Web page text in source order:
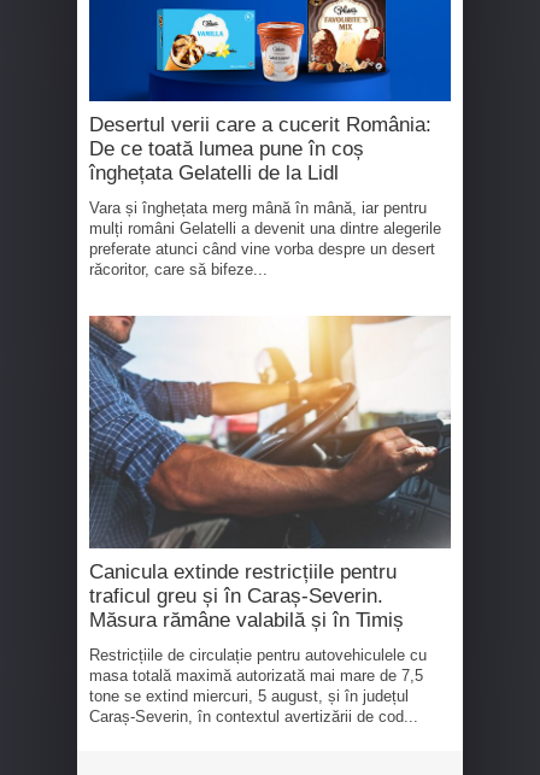
Desertul verii care a cucerit România:
De ce toată lumea pune în coș
înghețata Gelatelli de la Lidl
Vara și înghețata merg mână în mână, iar pentru
mulți români Gelatelli a devenit una dintre alegerile
preferate atunci când vine vorba despre un desert
răcoritor, care să bifeze...
Canicula extinde restricțiile pentru
traficul greu și în Caraș-Severin.
Măsura rămâne valabilă și în Timiș
Restricțiile de circulație pentru autovehiculele cu
masa totală maximă autorizată mai mare de 7,5
tone se extind miercuri, 5 august, și în județul
Caraș-Severin, în contextul avertizării de cod...